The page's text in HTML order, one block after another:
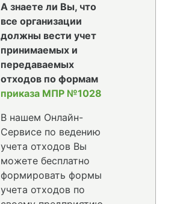
А знаете ли Вы, что
все организации
должны вести учет
принимаемых и
передаваемых
отходов по формам
приказа МПР №1028
В нашем Онлайн-
Сервисе по ведению
учета отходов Вы
можете бесплатно
формировать формы
учета отходов по